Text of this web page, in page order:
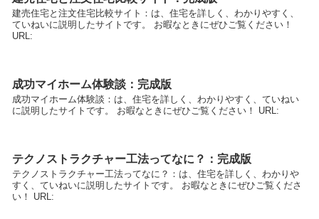
建売住宅と注文住宅比較サイト：は、住宅を詳しく、わかりやすく、
ていねいに説明したサイトです。 お暇なときにぜひご覧ください！
URL:
成功マイホーム体験談：完成版
成功マイホーム体験談：は、住宅を詳しく、わかりやすく、ていねい
に説明したサイトです。 お暇なときにぜひご覧ください！ URL:
テクノストラクチャー工法ってなに？：完成版
テクノストラクチャー工法ってなに？：は、住宅を詳しく、わかりや
すく、ていねいに説明したサイトです。 お暇なときにぜひご覧くださ
い！ URL: